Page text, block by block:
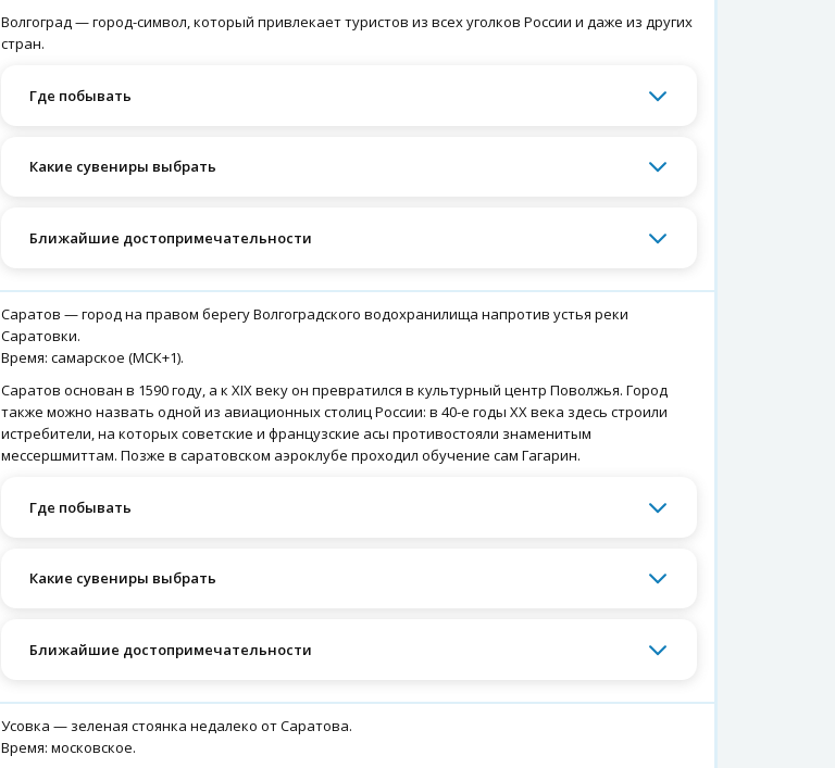
Волгоград — город-символ, который привлекает туристов из всех уголков России и даже из других
стран.
Где побывать
Какие сувениры выбрать
Ближайшие достопримечательности
Саратов — город на правом берегу Волгоградского водохранилища напротив устья реки
Саратовки.
Время: самарское (МСК+1).
Саратов основан в 1590 году, а к XIX веку он превратился в культурный центр Поволжья. Город
также можно назвать одной из авиационных столиц России: в 40-е годы XX века здесь строили
истребители, на которых советские и французские асы противостояли знаменитым
мессершмиттам. Позже в саратовском аэроклубе проходил обучение сам Гагарин.
Где побывать
Какие сувениры выбрать
Ближайшие достопримечательности
Усовка — зеленая стоянка недалеко от Саратова.
Время: московское.